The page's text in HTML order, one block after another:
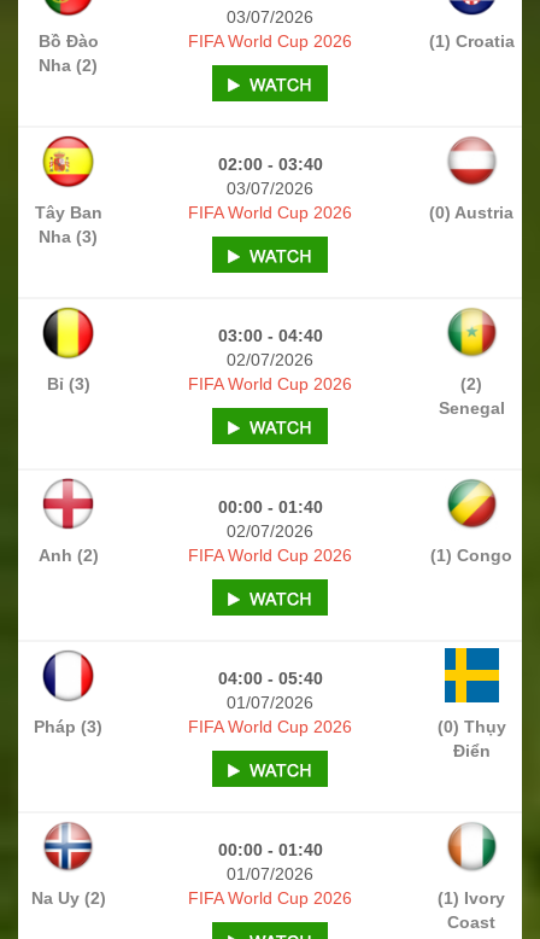
03/07/2026
Bồ Đào
Nha (2)
(1) Croatia
FIFA World Cup 2026
02:00 - 03:40
03/07/2026
Tây Ban
Nha (3)
(0) Austria
FIFA World Cup 2026
03:00 - 04:40
02/07/2026
Bỉ (3)
(2)
Senegal
FIFA World Cup 2026
00:00 - 01:40
02/07/2026
Anh (2)
(1) Congo
FIFA World Cup 2026
04:00 - 05:40
01/07/2026
Pháp (3)
(0) Thụy
Điển
FIFA World Cup 2026
00:00 - 01:40
01/07/2026
Na Uy (2)
(1) Ivory
Coast
FIFA World Cup 2026